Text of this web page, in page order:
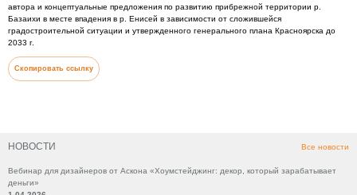
НОВОСТИ Все новости
Вебинар для дизайнеров от Аскона «Хоумстейджинг: декор, который зарабатывает
деньги»
автора и концептуальные предложения по развитию прибрежной территории р.
Базаихи в месте впадения в р. Енисей в зависимости от сложившейся
градостроительной ситуации и утвержденного генерального плана Красноярска до
2033 г.
Скопировать ссылку